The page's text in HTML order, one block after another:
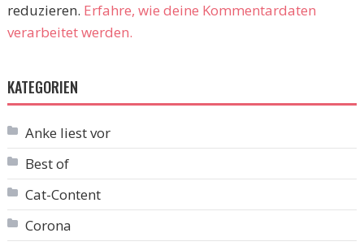
reduzieren. Erfahre, wie deine Kommentardaten
verarbeitet werden.
KATEGORIEN
Anke liest vor
Best of
Cat-Content
Corona